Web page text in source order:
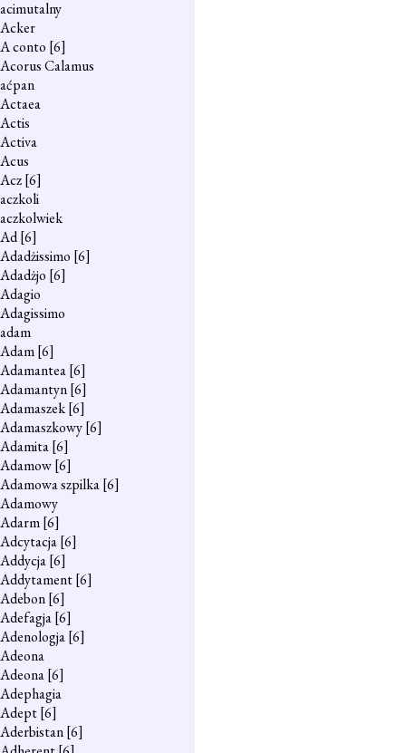
acimutalny
Acker
A conto [6]
Acorus Calamus
aćpan
Actaea
Actis
Activa
Acus
Acz[6]
aczkoli
aczkolwiek
Ad[6]
Adadżissimo [6]
Adadżjo [6]
Adagio
Adagissimo
adam
Adam[6]
Adamantea[6]
Adamantyn[6]
Adamaszek[6]
Adamaszkowy[6]
Adamita[6]
Adamow[6]
Adamowa szpilka[6]
Adamowy
Adarm[6]
Adcytacja[6]
Addycja[6]
Addytament[6]
Adebon[6]
Adefagja[6]
Adenologja[6]
Adeona
Adeona[6]
Adephagia
Adept[6]
Aderbistan[6]